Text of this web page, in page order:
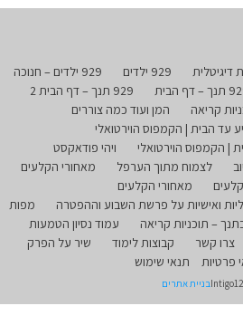
929 ילדים
929 ילדים – חנוכה
– דף הבית
929 תנך – דף הבית 2
קריאה
המן ועוד כמה צוררים
עד הבית | הקמפוס הוירטואלי
| הקמפוס הוירטואלי
ויהי פודאקסט
לצמוח מתוך הערפל
מאחורי הקלעים
מאחורי הקלעים
ואישיות על פרשת השבוע וההפטרה
מפות
– תוכניות קריאה
עמוד נסיון הטמעות
צרו קשר קבוצות לימוד
שיר על הפרק
פרטיות
תנאי שימוש
Intigo12בניית אתרים